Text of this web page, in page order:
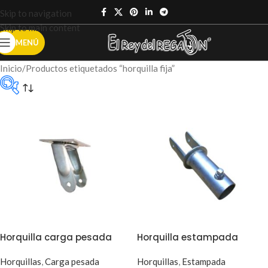
Skip to navigation
Skip to main content
MENÚ
Inicio Productos etiquetados “horquilla fija”
Sin categoría(0)
Carros(6)
Horquilla carga pesada
Horquillas,Carga pesada
Horquilla estampada
Horquillas, Estampada